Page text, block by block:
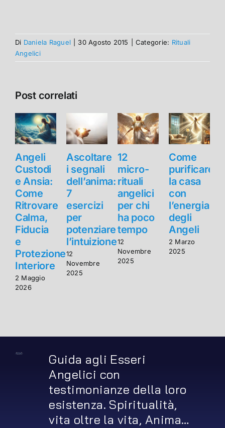
Di Daniela Raguel 30 Agosto 2015 Categorie: Rituali
Angelici
Post correlati
Angeli
Custodi
e Ansia:
Come
Ritrovare
Calma,
Fiducia
e
Protezione
Interiore
2 Maggio
2026
Ascoltare
i segnali
dell’anima:
7
esercizi
per
potenziare
l’intuizione
12
Novembre
2025
12
micro-
rituali
angelici
per chi
ha poco
tempo
12
Novembre
2025
Come
purificare
la casa
con
l’energia
degli
Angeli
2 Marzo
2025
Guida agli Esseri
Angelici con
testimonianze della loro
esistenza. Spiritualità,
vita oltre la vita, Anima…